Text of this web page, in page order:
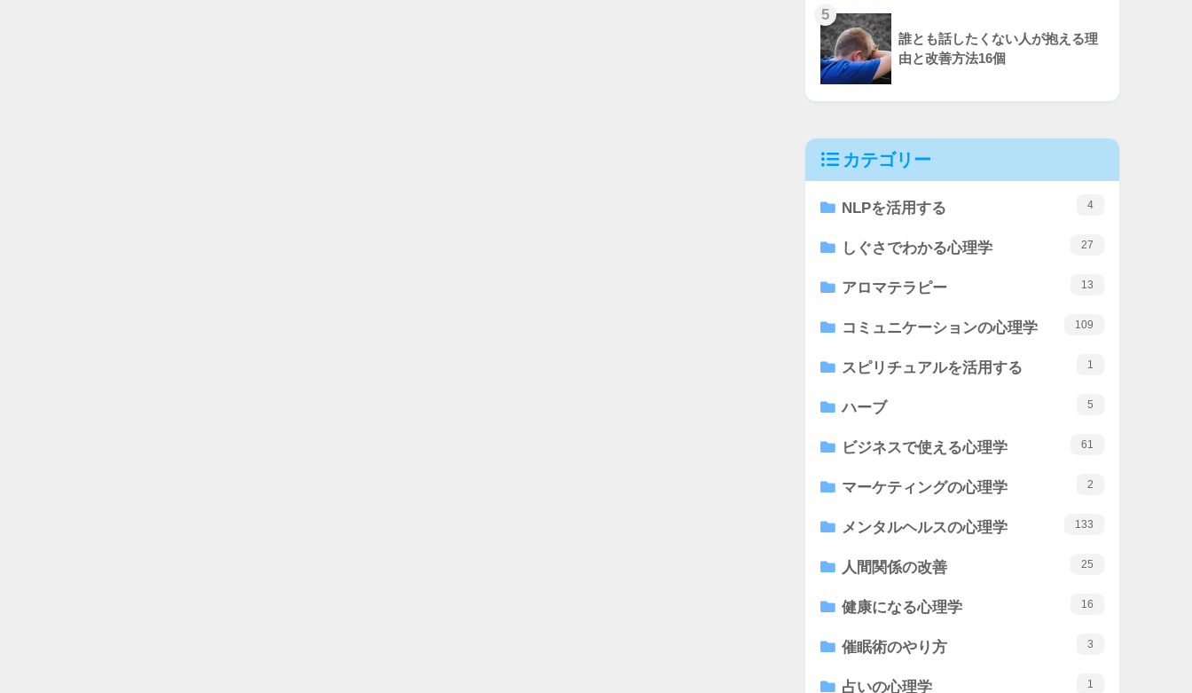
5
誰とも話したくない人が抱える理
由と改善方法16個
カテゴリー
NLPを活用する 4
しぐさでわかる心理学 27
アロマテラピー 13
コミュニケーションの心理学 109
スピリチュアルを活用する 1
ハーブ 5
ビジネスで使える心理学 61
マーケティングの心理学 2
メンタルヘルスの心理学 133
人間関係の改善 25
健康になる心理学 16
催眠術のやり方 3
占いの心理学 1